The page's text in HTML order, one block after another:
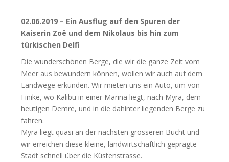
02.06.2019 – Ein Ausflug auf den Spuren der
Kaiserin Zoë und dem Nikolaus bis hin zum
türkischen Delfi
Die wunderschönen Berge, die wir die ganze Zeit vom
Meer aus bewundern können, wollen wir auch auf dem
Landwege erkunden. Wir mieten uns ein Auto, um von
Finike, wo Kalibu in einer Marina liegt, nach Myra, dem
heutigen Demre, und in die dahinter liegenden Berge zu
fahren.
Myra liegt quasi an der nächsten grösseren Bucht und
wir erreichen diese kleine, landwirtschaftlich geprägte
Stadt schnell über die Küstenstrasse.